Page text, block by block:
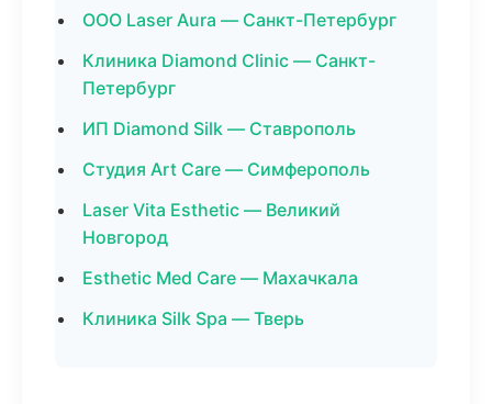
ООО Laser Aura — Санкт-Петербург
Клиника Diamond Clinic — Санкт-
Петербург
ИП Diamond Silk — Ставрополь
Студия Art Care — Симферополь
Laser Vita Esthetic — Великий
Новгород
Esthetic Med Care — Махачкала
Клиника Silk Spa — Тверь